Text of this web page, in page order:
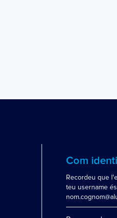
Com
Recordeu que
teu username